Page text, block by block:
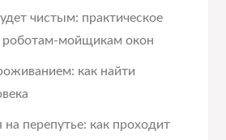
чистым: практическое
роботам-мойщикам окон
как найти
на перепутье: как проходит